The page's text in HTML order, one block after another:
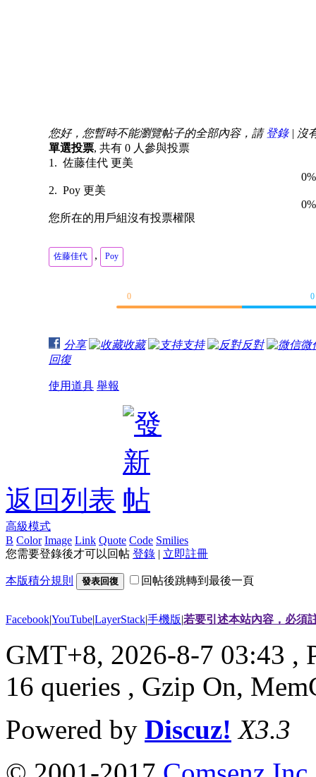
您好，您暫時不能瀏覽帖子的全部內容，請登錄| 沒
單選投票, 共有 0 人參與投票
1. 佐藤佳代 更美
2. Poy 更美
您所在的用戶組沒有投票權限
佐藤佳代 , Poy
0
0
分享 收藏 支持 反對
微
回復
使用道具 舉報
返回列表
高級模式
B Color Image Link Quote Code Smilies
您需要登錄後才可以回帖 登錄 | 立即註冊
本版積分規則 發表回復 回帖後跳轉到最後一頁
Facebook|YouTube|LayerStack|手機版|若要引述本站內容，必須
GMT+8, 2026-8-7 03:43 ,
16 queries , Gzip On,
Powered by Discuz! X3.3